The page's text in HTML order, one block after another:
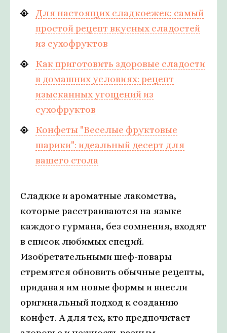
Для настоящих сладкоежек: самый
простой рецепт вкусных сладостей
из сухофруктов
Как приготовить здоровые сладости
в домашних условиях: рецепт
изысканных угощений из
сухофруктов
Конфеты "Веселые фруктовые
шарики": идеальный десерт для
вашего стола
Сладкие и ароматные лакомства,
которые расстраиваются на языке
каждого гурмана, без сомнения, входят
в список любимых специй.
Изобретательными шеф-повары
стремятся обновить обычные рецепты,
придавая им новые формы и внесли
оригинальный подход к созданию
конфет. А для тех, кто предпочитает